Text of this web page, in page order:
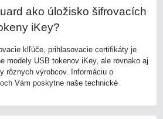
ako úložisko šifrovacích
iKey?
klľúče, prihlasovacie certifikáty je
modely USB tokenov iKey, ale rovnako aj
rôznych výrobcov. Informáciu o
Vám poskytne naše technické